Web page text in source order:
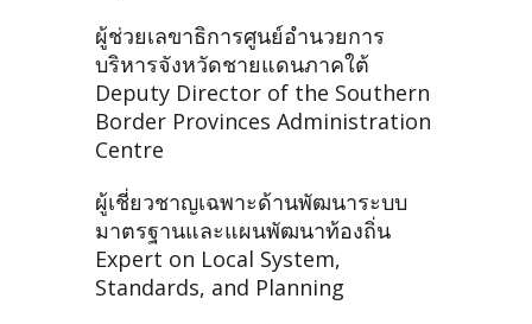
ผู้ช่วยเลขาธิการศูนย์อำนวยการ
บริหารจังหวัดชายแดนภาคใต้
Deputy Director of the Southern
Border Provinces Administration
Centre
ผู้เชี่ยวชาญเฉพาะด้านพัฒนาระบบ
มาตรฐานและแผนพัฒนาท้องถิ่น
Expert on Local System,
Standards, and Planning